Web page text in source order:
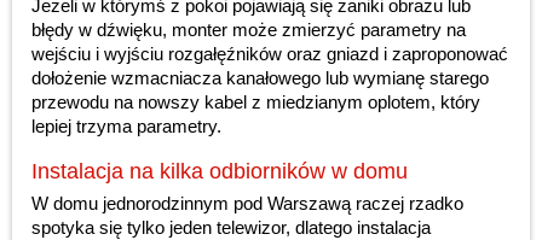
Jeżeli w którymś z pokoi pojawiają się zaniki obrazu lub
błędy w dźwięku, monter może zmierzyć parametry na
wejściu i wyjściu rozgałęźników oraz gniazd i zaproponować
dołożenie wzmacniacza kanałowego lub wymianę starego
przewodu na nowszy kabel z miedzianym oplotem, który
lepiej trzyma parametry.
Instalacja na kilka odbiorników w domu
W domu jednorodzinnym pod Warszawą raczej rzadko
spotyka się tylko jeden telewizor, dlatego instalacja